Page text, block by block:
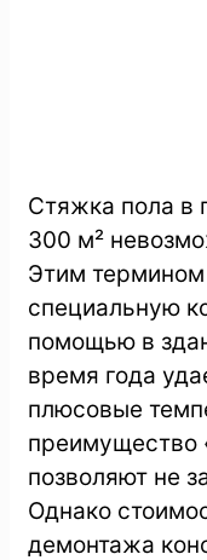
Стяжка пола в
300 м²
Этим
специальную
помощью в
время года
плюсовые
преимущество
позволяют не
Однако
демонтажа